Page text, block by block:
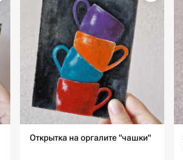
Открытка на оргалите "чашки"